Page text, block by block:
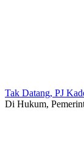
Tak Datang, PJ
Di Hukum,